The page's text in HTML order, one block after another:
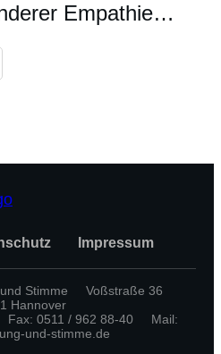
Empathie…
Impressum
und Stimme Voßstraße 36
Hannover
Fax: 0511 / 962 88-40 Mail:
und-stimme.de